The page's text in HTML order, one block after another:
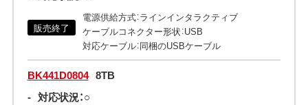
販売終了
電源供給方式：ラインインタラクティブ
ケーブルコネクター形状：USB
対応ケーブル：同梱のUSBケーブル
BK441D0804 8TB
- 対応状況：○